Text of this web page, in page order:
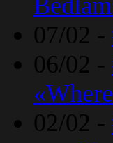
07/02 -
06/02 -
02/02 -